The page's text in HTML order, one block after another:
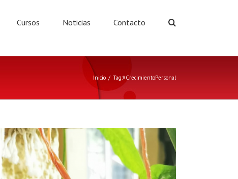
Cursos Noticias Contacto
Inicio / Tag:#CrecimientoPersonal